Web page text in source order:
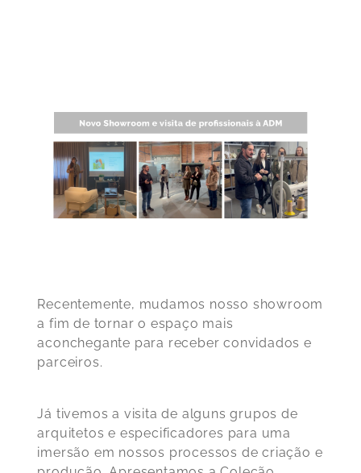
Recentemente, mudamos nosso showroom
a fim de tornar o espaço mais
aconchegante para receber convidados e
parceiros.
Já tivemos a visita de alguns grupos de
arquitetos e especificadores para uma
imersão em nossos processos de criação e